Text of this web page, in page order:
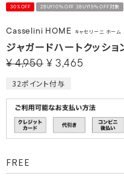
30%OFF 2BUY10％OFF 3BUY15％OFF対象
Casselini HOME キャセリーニ ホーム
ジャガードハートクッショ
¥ 4,950 ¥ 3,465
32ポイント付与
FREE